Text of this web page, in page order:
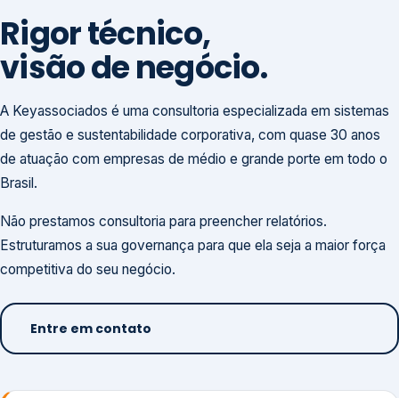
Rigor técnico,
visão de negócio.
A Keyassociados é uma consultoria especializada em sistemas
de gestão e sustentabilidade corporativa, com quase 30 anos
de atuação com empresas de médio e grande porte em todo o
Brasil.
Não prestamos consultoria para preencher relatórios.
Estruturamos a sua governança para que ela seja a maior força
competitiva do seu negócio.
Entre em contato